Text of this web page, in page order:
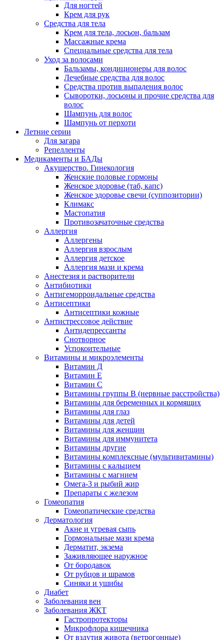
Для ногтей
Крем для рук
Средства для тела
Крем для тела, лосьон, бальзам
Массажные крема
Специальные средства для тела
Уход за волосами
Бальзамы, кондиционеры для волос
Лечебные средства для волос
Средства против выпадения волос
Сыворотки, лосьоны и прочие средства для
волос
Шампунь для волос
Шампунь от перхоти
Летние серии
Для загара
Репелленты
Медикаменты и БАДы
Акушерство. Гинекология
Женские половые гормоны
Женское здоровье (таб, капс)
Женское здоровье свечи (суппозитории)
Климакс
Мастопатия
Противозачаточные средства
Аллергия
Аллергены
Аллергия взрослым
Аллергия детское
Аллергия мази и крема
Анестезия и растворители
Антибиотики
Антигеморроидальные средства
Антисептики
Антисептики кожные
Антистрессовое действие
Антидепрессанты
Снотворное
Успокоительные
Витамины и микроэлементы
Витамин Д
Витамин Е
Витамин С
Витамины группы В (нервные расстройства)
Витамины для беременных и кормящих
Витамины для глаз
Витамины для детей
Витамины для женщин
Витамины для иммунитета
Витамины другие
Витамины комплексные (мультивитамины)
Витамины с кальцием
Витамины с магнием
Омега-3 и рыбий жир
Препараты с железом
Гомеопатия
Гомеопатические средства
Дерматология
Акне и угревая сыпь
Гормональные мази крема
Дерматит, экзема
Заживляющее наружное
От бородавок
От рубцов и шрамов
Синяки и ушибы
Диабет
Заболевания вен
Заболевания ЖКТ
Гастропротекторы
Микрофлора кишечника
От вздутия живота (ветрогонные)